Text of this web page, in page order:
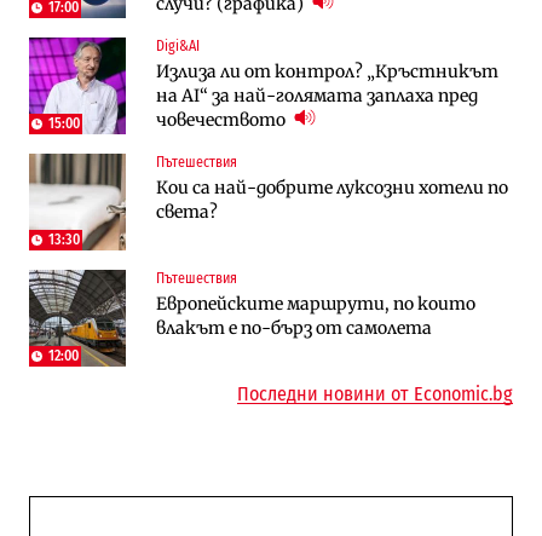
17:00
15:00
Digi&AI
Излиза ли от контрол? „Кръстникът
на AI“ за най-голямата заплаха пред
човечеството
13:30
Пътешествия
Кои са най-добрите луксозни хотели по
света?
12:00
Пътешествия
Европейските маршрути, по които
влакът е по-бърз от самолета
Компании
„Ендуросат“ ще строи огромен
космически и отбранителен център в
Доброславци
Енергетика
Държавният ТЕЦ „Марица изток 2“
работи с 5 блока
Енергетика
АЕЦ „Козлодуй“ ще работи само още
няколко седмици, ако сушата продължи
Енергетика
Държавният ТЕЦ „Марица изток 2“
работи с 5 блока
Компании
„Ендуросат“ ще строи огромен
космически и отбранителен център в
Регулации
Лекарствата за редки болести
попадат в капан на обществените
Последни новини от Economic.bg